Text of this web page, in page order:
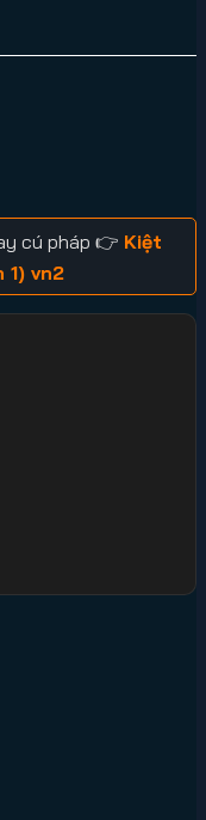
cú pháp 👉 Kiệt
1) vn2